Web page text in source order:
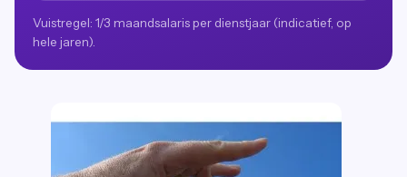
Vuistregel: 1/3 maandsalaris per dienstjaar (indicatief, op
hele jaren).